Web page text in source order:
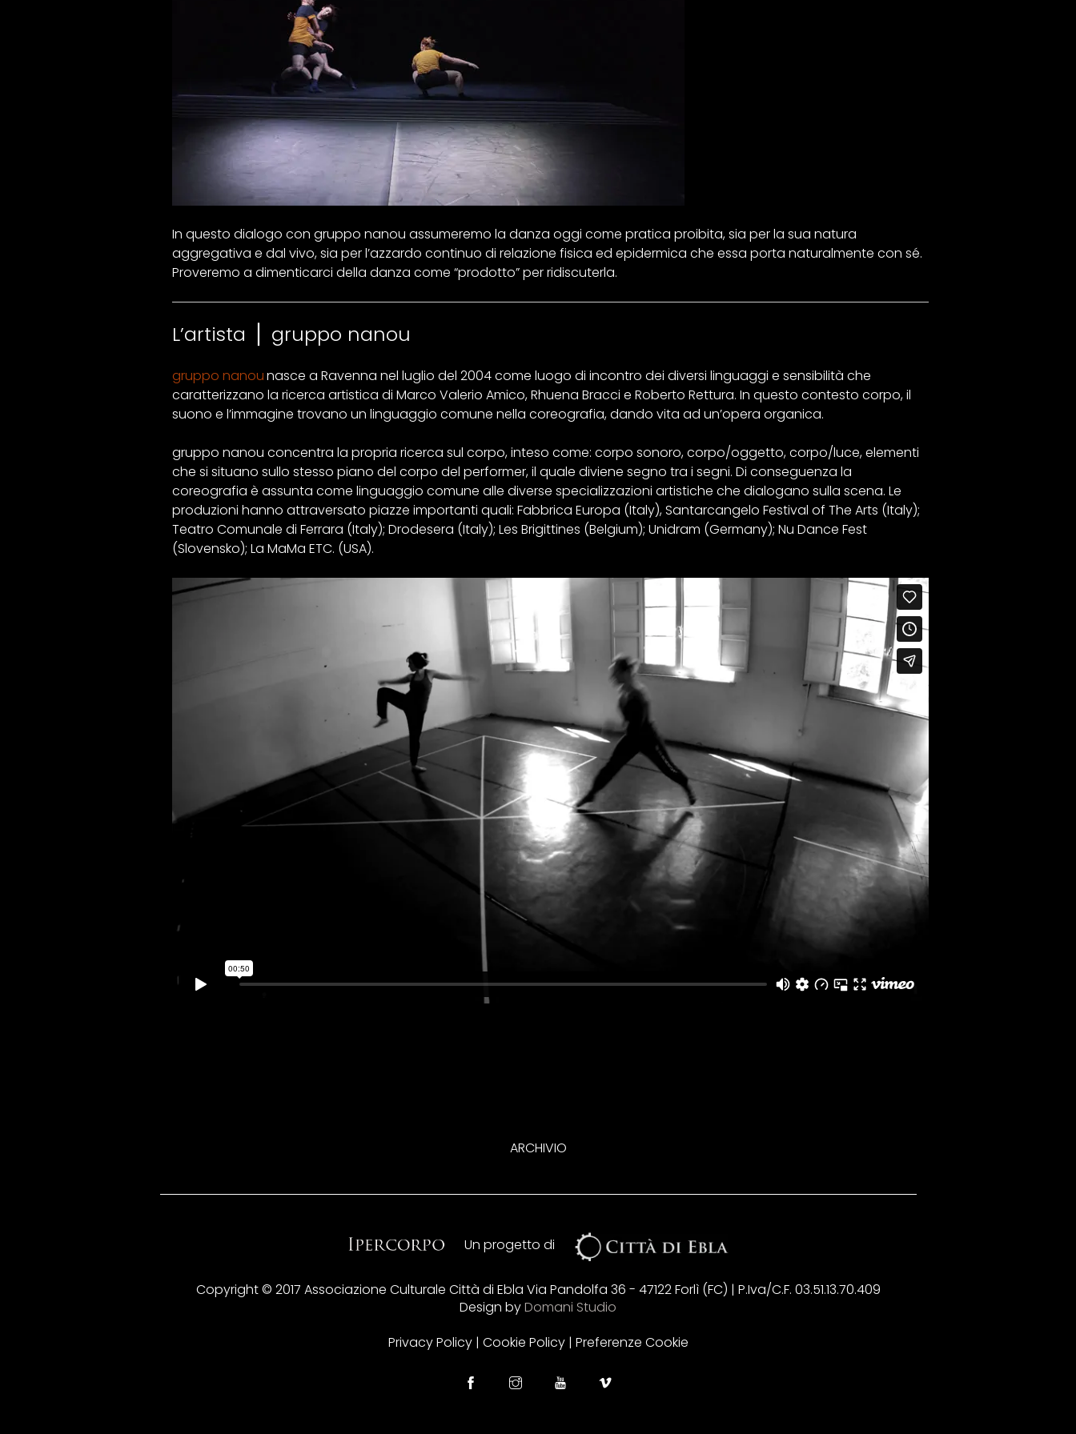
In questo dialogo con gruppo nanou assumeremo la danza oggi come pratica proibita, sia per la sua natura
aggregativa e dal vivo, sia per l’azzardo continuo di relazione fisica ed epidermica che essa porta naturalmente con sé.
Proveremo a dimenticarci della danza come “prodotto” per ridiscuterla.
L’artista ⎪ gruppo nanou
gruppo nanounasce a Ravenna nel luglio del 2004 come luogo di incontro dei diversi linguaggi e sensibilità che
caratterizzano la ricerca artistica di Marco Valerio Amico, Rhuena Bracci e Roberto Rettura. In questo contesto corpo, il
suono e l’immagine trovano un linguaggio comune nella coreografia, dando vita ad un’opera organica.
gruppo nanou concentra la propria ricerca sul corpo, inteso come: corpo sonoro, corpo/oggetto, corpo/luce, elementi
che si situano sullo stesso piano del corpo del performer, il quale diviene segno tra i segni. Di conseguenza la
coreografia è assunta come linguaggio comune alle diverse specializzazioni artistiche che dialogano sulla scena. Le
produzioni hanno attraversato piazze importanti quali: Fabbrica Europa (Italy), Santarcangelo Festival of The Arts (Italy);
Teatro Comunale di Ferrara (Italy); Drodesera (Italy); Les Brigittines (Belgium); Unidram (Germany); Nu Dance Fest
(Slovensko); La MaMa ETC. (USA).
ARCHIVIO
Un progetto di
Copyright © 2017 Associazione Culturale Città di Ebla Via Pandolfa 36 - 47122 Forlì (FC) | P.Iva/C.F. 03.51.13.70.409
Design byDomani Studio
Privacy Policy| Cookie Policy| Preferenze Cookie